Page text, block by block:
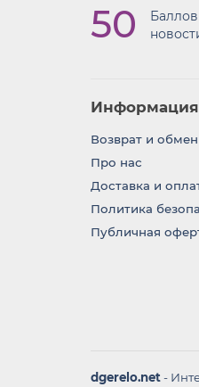
50
Информация
Возврат и обмен
Про нас
Доставка и
Политика
Публичная
dgerelo.net-